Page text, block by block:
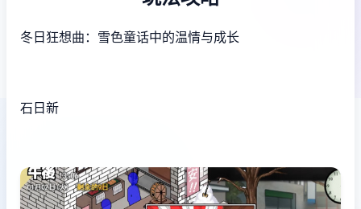
冬日狂想曲：雪色童话中的温情与成长
石日新